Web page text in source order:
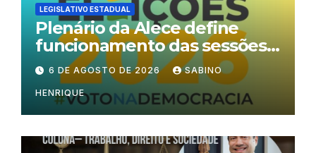
LEGISLATIVO ESTADUAL
Plenário da Alece define
funcionamento das sessões
durante o período eleitoral
6 DE AGOSTO DE 2026 SABINO
HENRIQUE